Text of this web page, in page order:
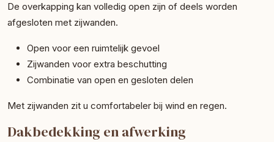
De overkapping kan volledig open zijn of deels worden
afgesloten met zijwanden.
Open voor een ruimtelijk gevoel
Zijwanden voor extra beschutting
Combinatie van open en gesloten delen
Met zijwanden zit u comfortabeler bij wind en regen.
Dakbedekking en afwerking